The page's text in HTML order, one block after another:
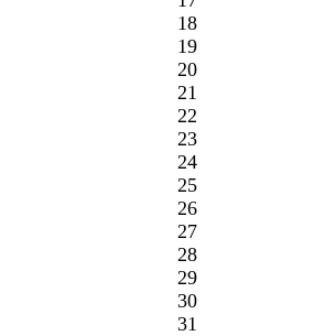
18
19
20
21
22
23
24
25
26
27
28
29
30
31